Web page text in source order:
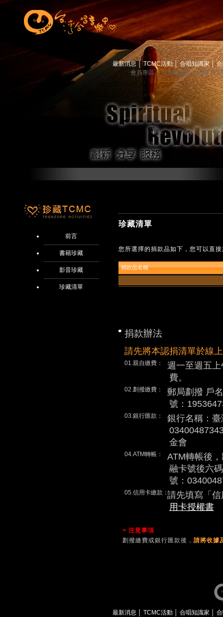
最新消息 TCMC活動│ 合唱知識家│
會員專區│ TCMC會訊│ 關於
前言
書籍珍藏
影音珍藏
珍藏清單
珍藏清單
您所選擇的捐款品如下，您可以直
捐款品名稱
捐款辦法
請先將本認捐清單於線
01.親自繳費：
週一至週五
費。
02.劃撥繳費：
郵局劃撥 戶
號：
03.銀行匯款：
銀行名稱：
金會
04.ATM轉帳：
ATM轉帳後
融卡號後六
號：
05.信用卡繳款：請先填寫「
用卡授權書
> 注意事項
劃撥繳費或銀行匯款後， 請將收據
最新消息 TCMC活動 合唱知識家